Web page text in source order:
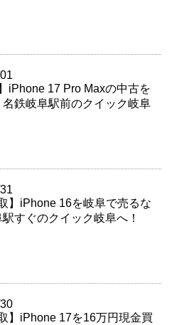
iPhone 17 Pro Maxの中古を
鉄岐阜駅前のクイック岐阜
】iPhone 16を岐阜で売るな
すぐのクイック岐阜へ！
】iPhone 17を16万円現金買